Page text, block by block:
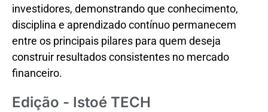
investidores, demonstrando que conhecimento,
disciplina e aprendizado contínuo permanecem
entre os principais pilares para quem deseja
construir resultados consistentes no mercado
financeiro.
Edição - Istoé TECH